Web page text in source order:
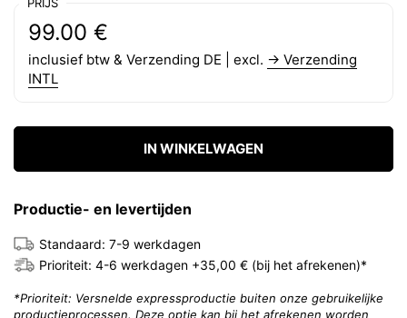
Prijs:
99.00 €
Reguliere prijs:
inclusief btw & Verzending DE | excl. → Verzending
INTL
IN WINKELWAGEN
Productie- en levertijden
Standaard: 7-9 werkdagen
Prioriteit: 4-6 werkdagen +35,00 € (bij het afrekenen)*
*Prioriteit: Versnelde expressproductie buiten onze gebruikelijke
productieprocessen. Deze optie kan bij het afrekenen worden